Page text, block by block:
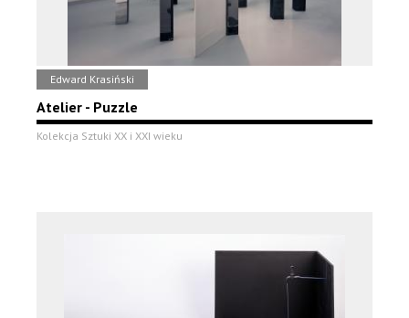
Edward Krasiński
Atelier - Puzzle
Kolekcja Sztuki XX i XXI wieku